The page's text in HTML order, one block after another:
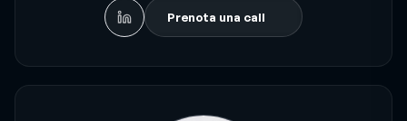
Prenota una call